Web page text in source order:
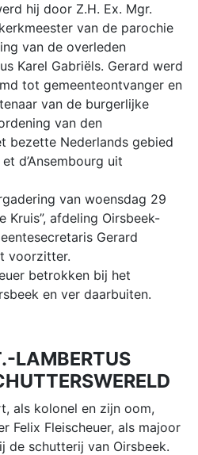
hij door Z.H. Ex. Mgr.
van de parochie
van de overleden
Karel Gabriëls. Gerard werd
tot gemeenteontvanger en
van de burgerlijke
van den
bezette Nederlands gebied
d’Ansembourg uit
van woensdag 29
Kruis”, afdeling Oirsbeek-
Gerard
voorzitter.
betrokken bij het
en ver daarbuiten.
LAMBERTUS
als kolonel en zijn oom,
Felix Fleischeuer, als majoor
de schutterij van Oirsbeek.